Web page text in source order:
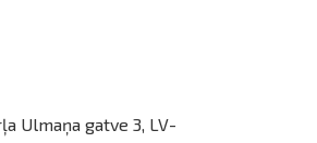
Ulmaņa gatve 3, LV-